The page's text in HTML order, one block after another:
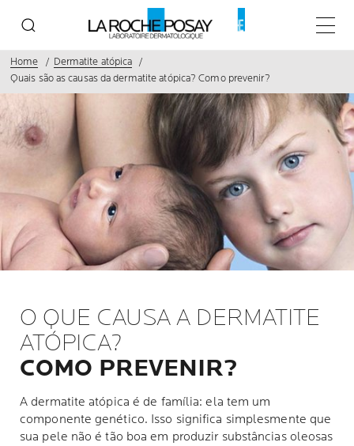
Menu
Home
Dermatite atópica
Quais são as causas da dermatite atópica? Como prevenir?
O QUE CAUSA A DERMATITE
ATÓPICA?
COMO PREVENIR?
A dermatite atópica é de família: ela tem um
componente genético. Isso significa simplesmente que
sua pele não é tão boa em produzir substâncias oleosas